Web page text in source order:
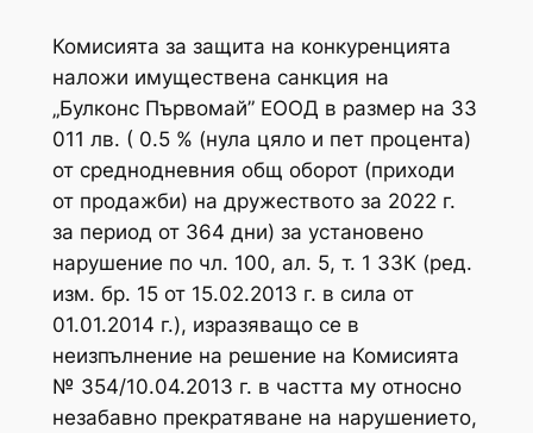
Комисията за защита на конкуренцията
наложи имуществена санкция на
„Булконс Първомай” ЕООД в размер на 33
011 лв. ( 0.5 % (нула цяло и пет процента)
от среднодневния общ оборот (приходи
от продажби) на дружеството за 2022 г.
за период от 364 дни) за установено
нарушение по чл. 100, ал. 5, т. 1 ЗЗК (ред.
изм. бр. 15 от 15.02.2013 г. в сила от
01.01.2014 г.), изразяващо се в
неизпълнение на решение на Комисията
№ 354/10.04.2013 г. в частта му относно
незабавно прекратяване на нарушението,